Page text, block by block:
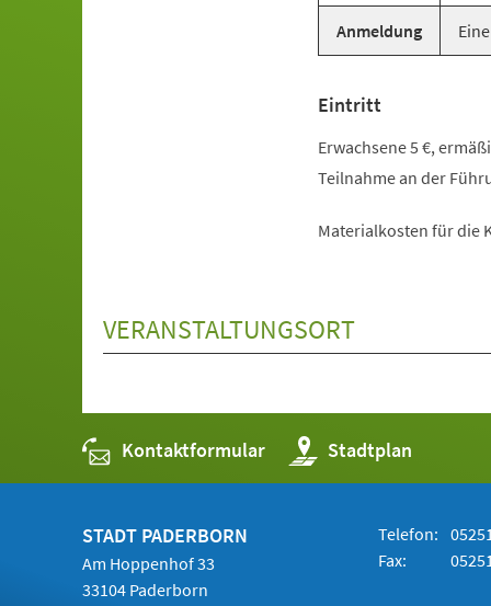
Anmeldung
Eintritt
Erwachsene 5 €,
Teilnahme an der
Materialkosten für die
VERANSTALTUNGSORT
Kontaktformular Stadtplan
(Öffnet
in
einem
STADT PADERBORN
Am Hoppenhof 33
33104 Paderborn
Telefon:
Fax: